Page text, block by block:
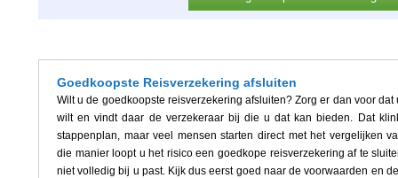
Goedkoopste Reisverzekering afsluiten
Wilt u de goedkoopste reisverzekering afsluiten? Zorg er dan voor dat
wilt en vindt daar de verzekeraar bij die u dat kan bieden. Dat
stappenplan, maar veel mensen starten direct met het vergelijken
die manier loopt u het risico een goedkope reisverzekering af te
niet volledig bij u past. Kijk dus eerst goed naar de voorwaarden en